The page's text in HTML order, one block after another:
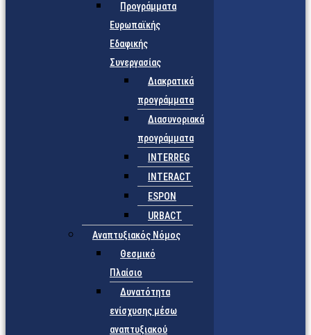
Προγράμματα
Ευρωπαϊκής
Εδαφικής
Συνεργασίας
Διακρατικά
προγράμματα
Διασυνοριακά
προγράμματα
INTERREG
INTERACT
ESPON
URBACT
Αναπτυξιακός Νόμος
Θεσμικό
Πλαίσιο
Δυνατότητα
ενίσχυσης μέσω
αναπτυξιακού